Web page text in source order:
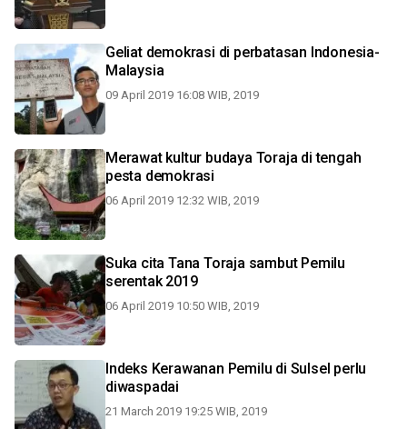
Geliat demokrasi di perbatasan Indonesia-
Malaysia
09 April 2019 16:08 WIB, 2019
Merawat kultur budaya Toraja di tengah
pesta demokrasi
06 April 2019 12:32 WIB, 2019
Suka cita Tana Toraja sambut Pemilu
serentak 2019
06 April 2019 10:50 WIB, 2019
Indeks Kerawanan Pemilu di Sulsel perlu
diwaspadai
21 March 2019 19:25 WIB, 2019